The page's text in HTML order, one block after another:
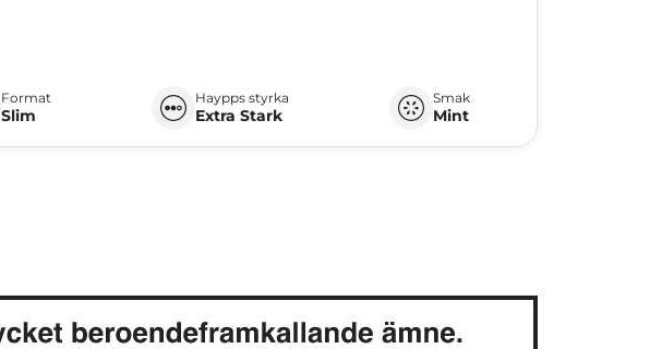
Format
Slim
Haypps styrka
Extra Stark
Smak
Mint